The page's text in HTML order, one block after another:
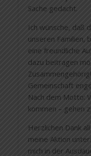
Sache gedacht.
Ich wünsche, daß
unseren Familien,
eine freundliche
dazu beitragen
Gemeinschaft
Nach dem Motto:
kommen – gehen
Herzlichen Dank
meine Aktion
mich in der